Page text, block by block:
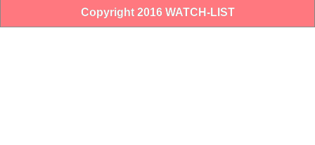
Copyright 2016 WATCH-LIST